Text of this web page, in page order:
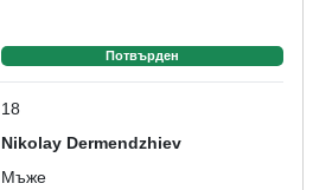
Потвърден
18
Nikolay Dermendzhiev
Мъже